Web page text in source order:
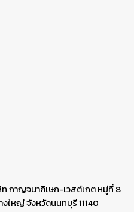
ท กาญจนาภิเษก-เวสต์เกต หมู่ที่ 8
งใหญ่ จังหวัดนนทบุรี 11140